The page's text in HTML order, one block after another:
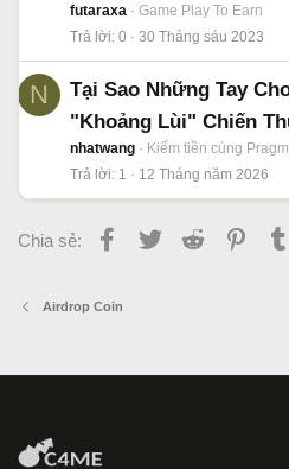
futaraxa
Game Play To Earn
Trả lời 0 30 Tháng sáu 2023
N
Tại Sao Những Tay
"Khoảng Lùi" Chiến
nhatwang
Kiếm tiền cùng
Trả lời 1 12 Tháng năm 2026
Chia sẻ: Facebook
Twitter Reddit
Airdrop Coin